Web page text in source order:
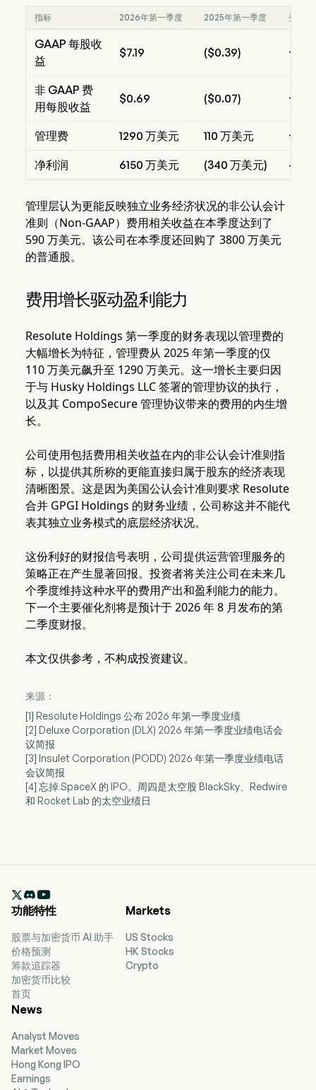
指标 2026年第一季度 2025年第一季度 变动
GAAP 每股收
益
$7.19 ($0.39)
非 GAAP 费
用每股收益
$0.69 ($0.07)
管理费 1290 万美元 110 万美元
净利润 6150 万美元 (340 万美元) -
管理层认为更能反映独立业务经济状况的非公认会计
准则（Non-GAAP）费用相关收益在本季度达到了
590 万美元。该公司在本季度还回购了 3800 万美元
的普通股。
费用增长驱动盈利能力
Resolute Holdings 第一季度的财务表现以管理费的
大幅增长为特征，管理费从 2025 年第一季度的仅
110 万美元飙升至 1290 万美元。这一增长主要归因
于与 Husky Holdings LLC 签署的管理协议的执行，
以及其 CompoSecure 管理协议带来的费用的内生增
长。
公司使用包括费用相关收益在内的非公认会计准则指
标，以提供其所称的更能直接归属于股东的经济表现
清晰图景。这是因为美国公认会计准则要求 Resolute
合并 GPGI Holdings 的财务业绩，公司称这并不能代
表其独立业务模式的底层经济状况。
这份利好的财报信号表明，公司提供运营管理服务的
策略正在产生显著回报。投资者将关注公司在未来几
个季度维持这种水平的费用产出和盈利能力的能力。
下一个主要催化剂将是预计于 2026 年 8 月发布的第
二季度财报。
本文仅供参考，不构成投资建议。
来源：
[1] Resolute Holdings 公布 2026 年第一季度业绩
[2] Deluxe Corporation (DLX) 2026 年第一季度业绩电话会
议简报
[3] Insulet Corporation (PODD) 2026 年第一季度业绩电话
会议简报
[4] 忘掉 SpaceX 的 IPO。周四是太空股 BlackSky、Redwire
和 Rocket Lab 的太空业绩日

功能特性
股票与加密货币 AI 助手
价格预测
筹款追踪器
加密货币比较
首页
Markets
US Stocks
HK Stocks
Crypto
News
Analyst Moves
Market Moves
Hong Kong IPO
Earnings